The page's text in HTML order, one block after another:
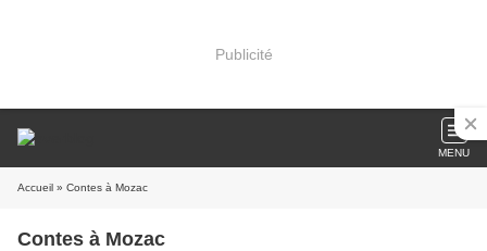
Publicité
MENU
Accueil » Contes à Mozac
Contes à Mozac